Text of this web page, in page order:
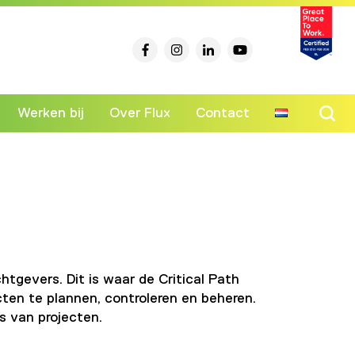
Werken bij Over Flux Contact
Dit is waar de Critical Path
te plannen, controleren en beheren.
van projecten.